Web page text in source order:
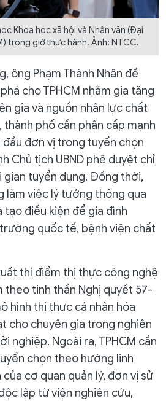
Khoa học xã hội và Nhân văn (Đại
trong giờ thực hành. Ảnh: NTCC.
ông Phạm Thành Nhân đề
cho TPHCM nhằm gia tăng
gia và nguồn nhân lực chất
thành phố cần phân cấp mạnh
đơn vị trong tuyển chọn
Chủ tịch UBND phê duyệt chỉ
tuyển dụng. Đồng thời,
làm việc lý tưởng thông qua
tạo điều kiện để gia đình
quốc tế, bệnh viện chất
thí điểm thị thực công nghệ
theo tinh thần Nghị quyết 57-
hình thị thực cá nhân hóa
cho chuyên gia trong nghiên
nghiệp. Ngoài ra, TPHCM cần
chọn theo hướng linh
cơ quan quản lý, đơn vị sử
lập từ viện nghiên cứu,